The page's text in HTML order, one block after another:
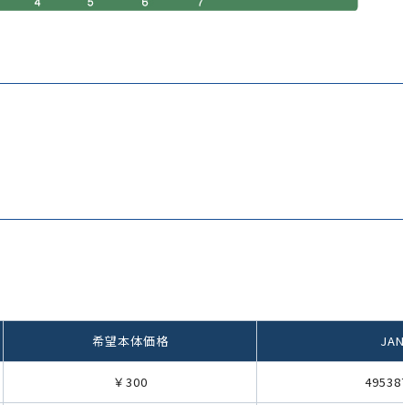
希望本体価格
￥300